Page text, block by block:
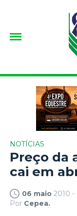
NOTÍCIAS
Preço da
cai em
06 maio 2010
Por Cepea.